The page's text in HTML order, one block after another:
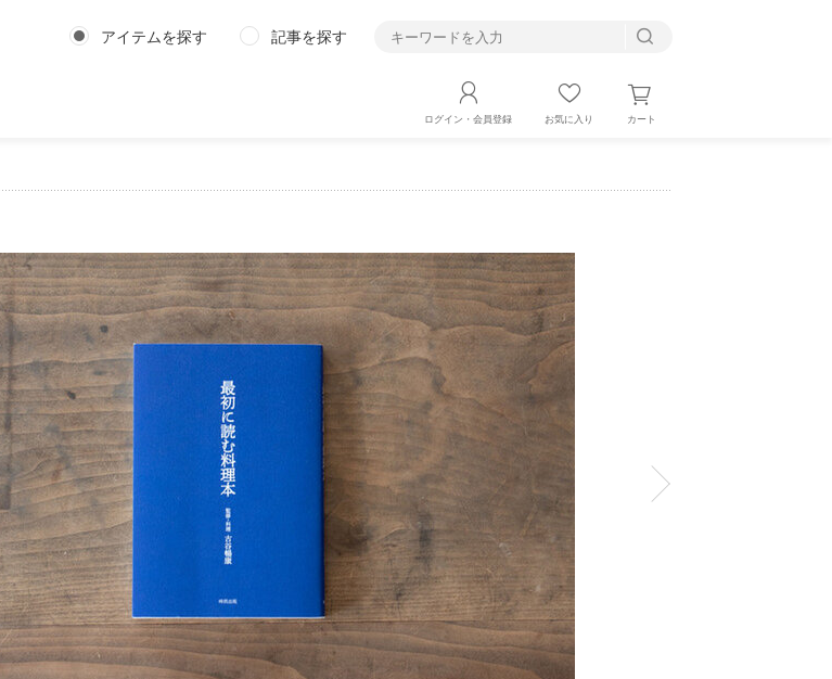
アイテムを探す 記事を探す
ログイン・会員登録 お気に入り カート